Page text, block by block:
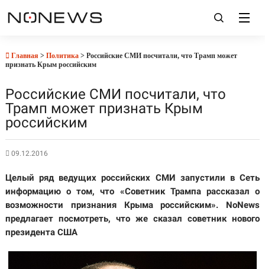
Главная > Политика> Российские СМИ посчитали, что Трамп может
признать Крым российским
Российские СМИ посчитали, что
Трамп может признать Крым
российским
09.12.2016
Целый ряд ведущих российских СМИ запустили в Сеть
информацию о том, что «Советник Трампа рассказал о
возможности признания Крыма российским». NoNews
предлагает посмотреть, что же сказал советник нового
президента США